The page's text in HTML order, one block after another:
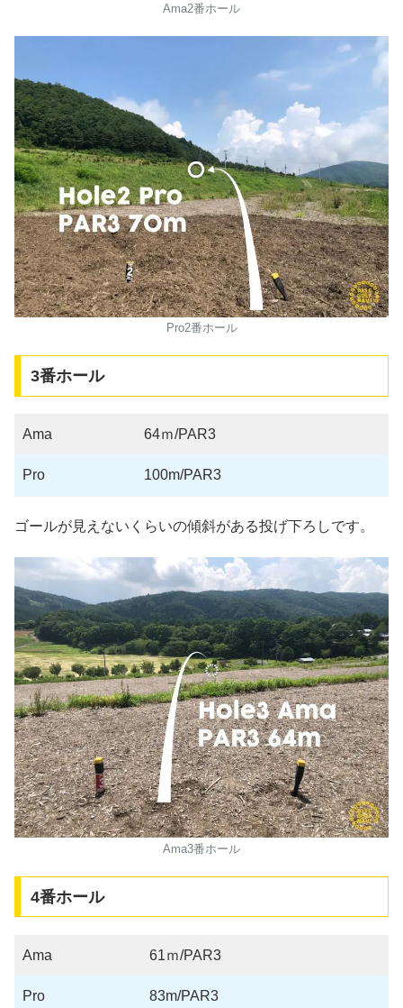
Ama2番ホール
Pro2番ホール
3番ホール
Ama 64ｍ/PAR3
Pro 100m/PAR3
ゴールが見えないくらいの傾斜がある投げ下ろしです。
Ama3番ホール
4番ホール
Ama 61ｍ/PAR3
Pro 83m/PAR3